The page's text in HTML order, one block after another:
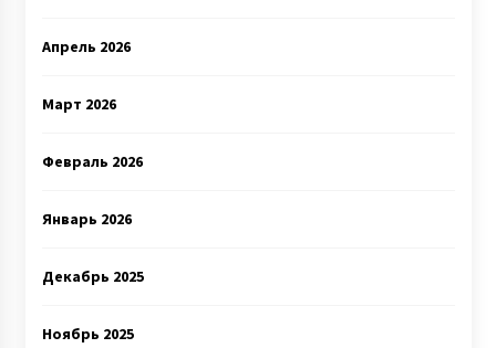
Апрель 2026
Март 2026
Февраль 2026
Январь 2026
Декабрь 2025
Ноябрь 2025